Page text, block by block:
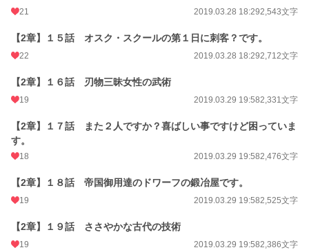
21 2019.03.28 18:292,543文字
【2章】１５話 オスク・スクールの第１日に刺客？です。
22 2019.03.28 18:292,712文字
【2章】１６話 刃物三昧女性の武術
19 2019.03.29 19:582,331文字
【2章】１７話 また２人ですか？喜ばしい事ですけど困っていま
す。
18 2019.03.29 19:582,476文字
【2章】１８話 帝国御用達のドワーフの鍛冶屋です。
19 2019.03.29 19:582,525文字
【2章】１９話 ささやかな古代の技術
19 2019.03.29 19:582,386文字